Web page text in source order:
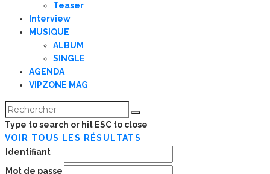
Teaser
Interview
MUSIQUE
ALBUM
SINGLE
AGENDA
VIPZONE MAG
Type to search or hit ESC to close
VOIR TOUS LES RÉSULTATS
Identifiant
Mot de passe